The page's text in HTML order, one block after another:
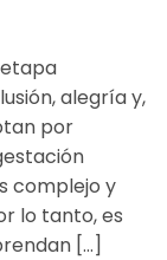
alegría y,
por
complejo y
lo tanto, es
[…]